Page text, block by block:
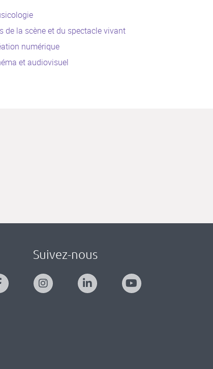
de la scène et du spectacle vivant
numérique
et audiovisuel
Suivez-nous